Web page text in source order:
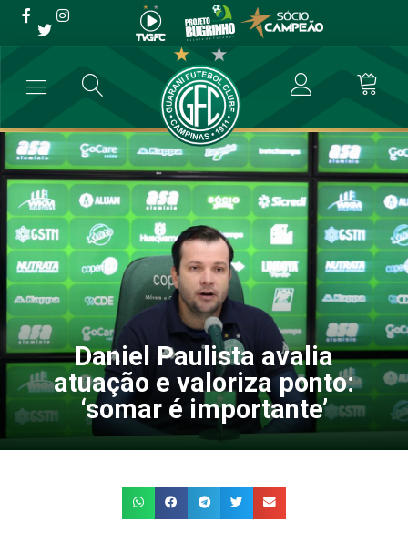
Daniel Paulista avalia
atuação e valoriza ponto:
‘somar é importante’
→ Futebol Profissional → Daniel Paulista avalia atuação e valoriza
Daniel Paulista avalia
atuação e valoriza ponto:
‘somar é importante’